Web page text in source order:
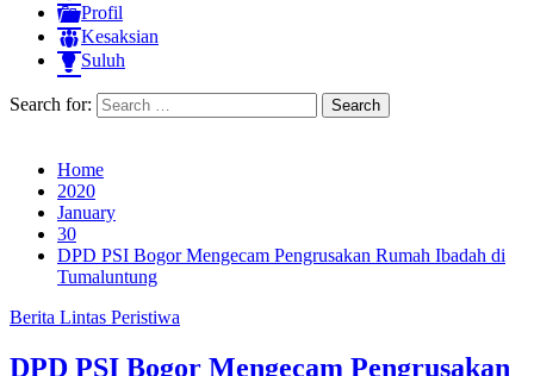
Profil
Kesaksian
Suluh
Search for:
Home
2020
January
30
DPD PSI Bogor Mengecam Pengrusakan Rumah Ibadah di
Tumaluntung
Berita Lintas Peristiwa
DPD PSI Bogor Mengecam Pengrusakan